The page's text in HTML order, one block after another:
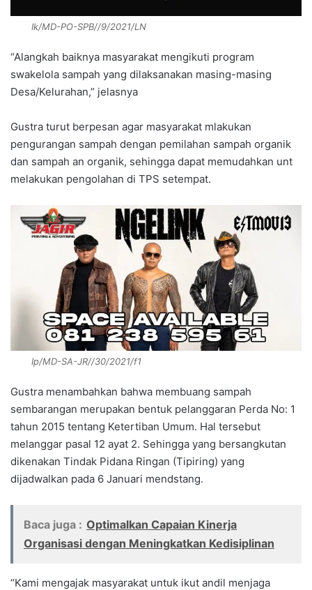
Ik/MD-PO-SPB//9/2021/LN
“Alangkah baiknya masyarakat mengikuti program
swakelola sampah yang dilaksanakan masing-masing
Desa/Kelurahan,” jelasnya
Gustra turut berpesan agar masyarakat mlakukan
pengurangan sampah dengan pemilahan sampah organik
dan sampah an organik, sehingga dapat memudahkan unt
melakukan pengolahan di TPS setempat.
Ip/MD-SA-JR//30/2021/f1
Gustra menambahkan bahwa membuang sampah
sembarangan merupakan bentuk pelanggaran Perda No: 1
tahun 2015 tentang Ketertiban Umum. Hal tersebut
melanggar pasal 12 ayat 2. Sehingga yang bersangkutan
dikenakan Tindak Pidana Ringan (Tipiring) yang
dijadwalkan pada 6 Januari mendstang.
Baca juga : Optimalkan Capaian Kinerja
Organisasi dengan Meningkatkan Kedisiplinan
“Kami mengajak masyarakat untuk ikut andil menjaga